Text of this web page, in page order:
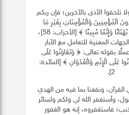
تلحقوا الأذى بالآخرين؛ فإن ربكم
الْمُؤْمِنِينَ وَالْمُؤْمِنَاتِ بِغَيْرِ مَا
اكْتَسَبُوا فَقَدِ احْتَمَلُوا بُهْتَانًا وَإِثْمًا مُبِينًا ﴾ [الأحزاب: 58]،
المعنية للتعامل مع الآبار
بقوله تعالى: ﴿ وَتَعَاوَنُوا عَلَى
عَلَى الْإِثْمِ وَالْعُدْوَانِ ﴾ [المائدة:
2].
ونفعنا بما فيه من الهدي
وأستغفر الله لي ولكم ولسائر
فاستغفروه، إنه هو الغفور